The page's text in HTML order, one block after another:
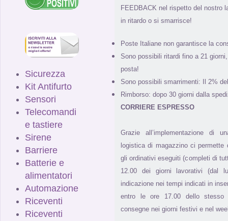
Sicurezza
Kit Antifurto
Sensori
Telecomandi
e tastiere
Sirene
Barriere
Batterie e
alimentatori
Automazione
Riceventi
Riceventi
FEEDBACK nel rispetto del nostro
in ritardo o si smarrisce!
Poste Italiane non garantisce la
Sono possibili ritardi fino a 21
posta!
Sono possibili smarrimenti: Il 2%
Rimborso: dopo 30 giorni dalla
CORRIERE ESPRESSO
Grazie all’implementazione di
logistica di magazzino ci
gli ordinativi eseguiti (completi di
12.00 dei giorni lavorativi (dal
indicazione nei tempi indicati in
entro le ore 17.00 dello stesso
consegne nei giorni festivi e nel